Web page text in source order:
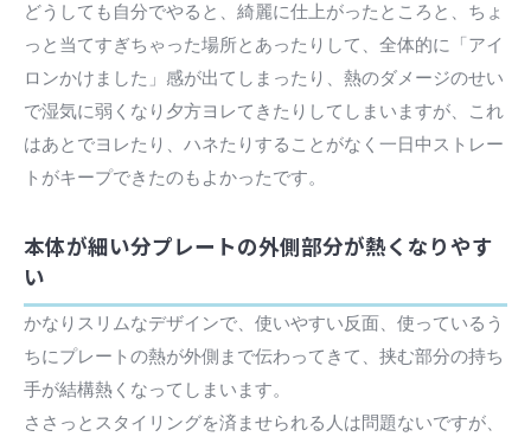
どうしても自分でやると、綺麗に仕上がったところと、ちょ
っと当てすぎちゃった場所とあったりして、全体的に「アイ
ロンかけました」感が出てしまったり、熱のダメージのせい
で湿気に弱くなり夕方ヨレてきたりしてしまいますが、これ
はあとでヨレたり、ハネたりすることがなく一日中ストレー
トがキープできたのもよかったです。
本体が細い分プレートの外側部分が熱くなりやす
い
かなりスリムなデザインで、使いやすい反面、使っているう
ちにプレートの熱が外側まで伝わってきて、挟む部分の持ち
手が結構熱くなってしまいます。
ささっとスタイリングを済ませられる人は問題ないですが、